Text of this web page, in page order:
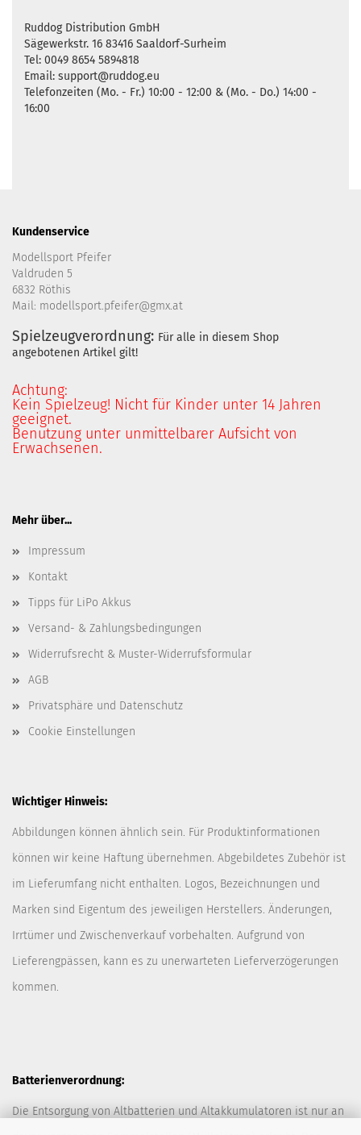
Ruddog Distribution GmbH
Sägewerkstr. 16 83416 Saaldorf-Surheim
Tel: 0049 8654 5894818
Email: support@ruddog.eu
Telefonzeiten (Mo. - Fr.) 10:00 - 12:00 & (Mo. - Do.) 14:00 -
16:00
Kundenservice
Modellsport Pfeifer
Valdruden 5
6832 Röthis
Mail: modellsport.pfeifer@gmx.at
Spielzeugverordnung: Für alle in diesem Shop
angebotenen Artikel gilt!
Achtung:
Kein Spielzeug! Nicht für Kinder unter 14 Jahren
geeignet.
Benutzung unter unmittelbarer Aufsicht von
Erwachsenen.
Mehr über...
Impressum
Kontakt
Tipps für LiPo Akkus
Versand- & Zahlungsbedingungen
Widerrufsrecht & Muster-Widerrufsformular
AGB
Privatsphäre und Datenschutz
Cookie Einstellungen
Wichtiger Hinweis:
Abbildungen können ähnlich sein. Für Produktinformationen
können wir keine Haftung übernehmen. Abgebildetes Zubehör ist
im Lieferumfang nicht enthalten. Logos, Bezeichnungen und
Marken sind Eigentum des jeweiligen Herstellers. Änderungen,
Irrtümer und Zwischenverkauf vorbehalten. Aufgrund von
Lieferengpässen, kann es zu unerwarteten Lieferverzögerungen
kommen.
Batterienverordnung:
Die Entsorgung von Altbatterien und Altakkumulatoren ist nur an